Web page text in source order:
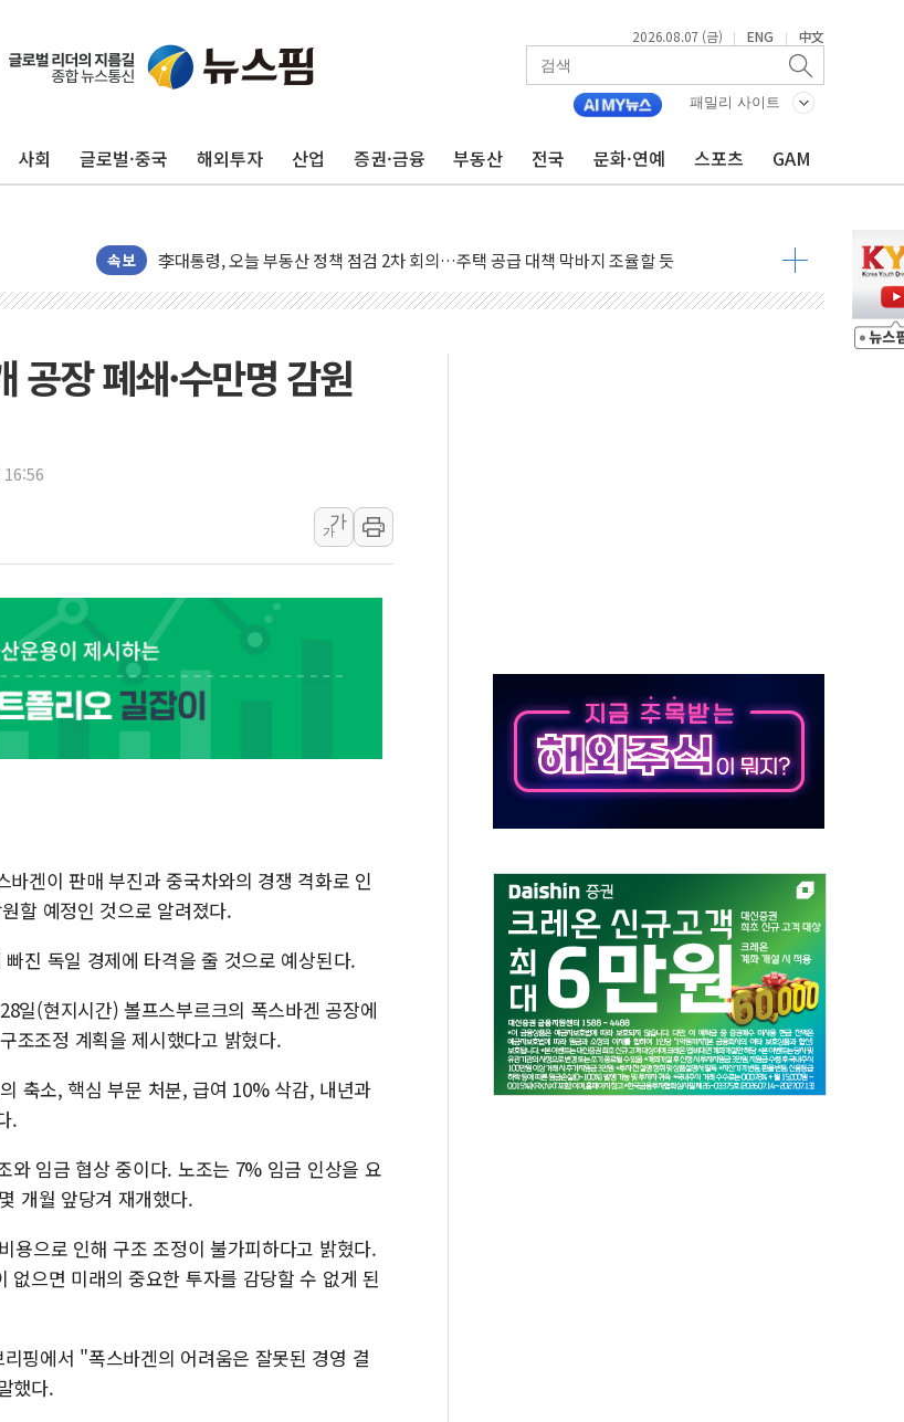
2026.08.07 (금) | ENG | 中文
패밀리 사이트
사회 글로벌·중국 해외투자 산업 증권·금융 부동산 전국 문화·연예 스포츠 GAM
속보
이란, 오만과 호르무즈 해협 재개방 합의 막바지.."美와 직접 협상 없어"
[민주 당권주자 일정] 송영길·정청래·김민석 후보 - 8월 7일
[오늘의 정치일정] 8월 7일(금)
[오늘의 국회일정] 상임위·세미나·기자회견·주요 정당 - 8월 7일
유럽증시, 견조한 실적 소화하며 대부분 상승… "2분기 기업 순이익 21% 증가" 전망
리투아니아 국방 "러, 우크라 드론으로 나토 회원국 공격 검토… 거짓 깃발 작전"
뉴욕증시 프리뷰, 미 주가선물 AI주 차익실현 속 혼조세...웨스턴디지털·샌디스크↓
청와대, 북한 단거리 탄도미사일 발사에 긴급 안보 점검회의
[인도증시] 중동 긴장 완화에 실적 호조까지, 상승...호실적 보고 기업 상승세 뚜렷
러, 1인칭시점 드론으로 우크라 민간인 '사파리' 공격… 시민들 공포감 극대화 전략
[베트남 증시] 지수 하락 속 'DGC' 임시 주총 기대감에 홀로 상한가…마진 잔액은 사상 최고
'월가의 황제' 다이먼 "금융시장 레버리지 위험수위…숨은 차입이 더 큰 변수"
양주 섬유염색공장서 화재 1명 중상…대응 1단계 진압 중
김정관 산업부 장관 "주 52시간 손봐야, 경쟁상대 中과 비교해야"
공장 폐쇄·수만명 감원
16:56
가
가
겐이 판매 부진과 중국차와의 경쟁 격화로 인
할 예정인 것으로 알려졌다.
진 독일 경제에 타격을 줄 것으로 예상된다.
일(현지시간) 볼프스부르크의 폭스바겐 공장에
조조정 계획을 제시했다고 밝혔다.
축소, 핵심 부문 처분, 급여 10% 삭감, 내년과
.
와 임금 협상 중이다. 노조는 7% 임금 인상을 요
개월 앞당겨 재개했다.
용으로 인해 구조 조정이 불가피하다고 밝혔다.
으면 미래의 중요한 투자를 감당할 수 없게 된
핑에서 "폭스바겐의 어려움은 잘못된 경영 결
했다.